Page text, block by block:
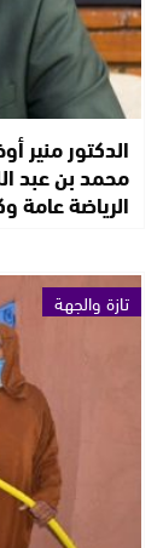
الدكتور منير
محمد بن عبد
الرياضة
تازة والجهة